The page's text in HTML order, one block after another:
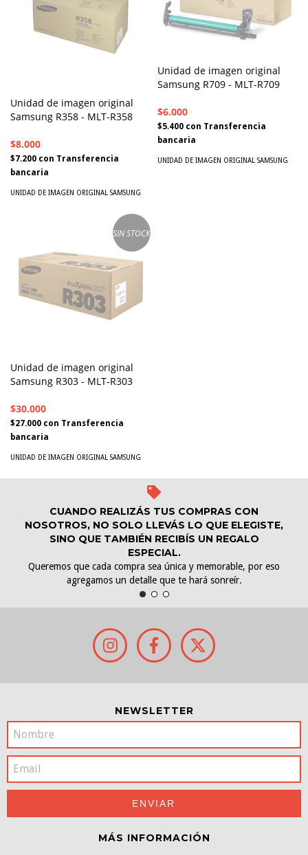
Unidad de imagen original
Samsung R358 - MLT-R358
$8.000
$7.200 con Transferencia
bancaria
UNIDAD DE IMAGEN ORIGINAL SAMSUNG
Unidad de imagen original
Samsung R709 - MLT-R709
$6.000
$5.400 con Transferencia
bancaria
UNIDAD DE IMAGEN ORIGINAL SAMSUNG
SIN STOCK
Unidad de imagen original
Samsung R303 - MLT-R303
$30.000
$27.000 con Transferencia
bancaria
UNIDAD DE IMAGEN ORIGINAL SAMSUNG
CUANDO REALIZÁS TUS COMPRAS CON
NOSOTROS, NO SOLO LLEVÁS LO QUE ELEGISTE,
SINO QUE TAMBIÉN RECIBÍS UN REGALO
ESPECIAL.
Queremos que cada compra sea única y memorable, por eso
agregamos un detalle que te hará sonreír.
NEWSLETTER
MÁS INFORMACIÓN